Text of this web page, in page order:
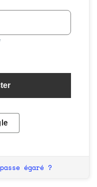
égaré ?